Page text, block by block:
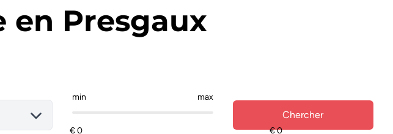
en Presgaux
min max
Chercher